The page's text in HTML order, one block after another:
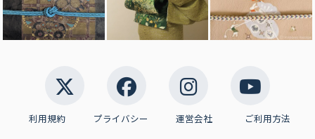
利用規約 プライバシー 運営会社 ご利用方法